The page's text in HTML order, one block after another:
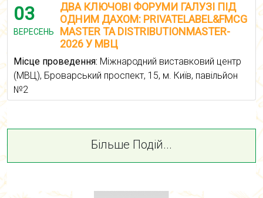
03
ВЕРЕСЕНЬ
ДВА КЛЮЧОВІ ФОРУМИ ГАЛУЗІ ПІД
ОДНИМ ДАХОМ: PRIVATELABEL&FMCG
MASTER ТА DISTRIBUTIONMASTER-
2026 У МВЦ
Місце проведення: Міжнародний виставковий центр
(МВЦ), Броварський проспект, 15, м. Київ, павільйон
№2
Більше Подій...